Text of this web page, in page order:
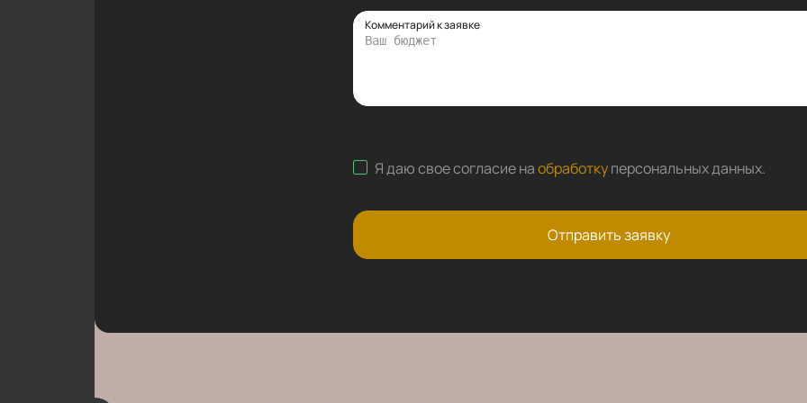
Комментарий к заявке
Я даю свое согласие наобработку персональных данных.
Отправить заявку